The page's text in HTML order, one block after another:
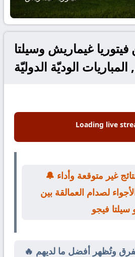
غيماريش وسيلتا
الوديّة الدوليّة
Loading live
🔔 تتحدى التوقعات بنتائج غير متوقعة وأداء
لصدام العمالقة بين
سيلتا فيجو
🔥 تُحيي التحدي بين الفرق وتُظهر أفضل ما لديهم